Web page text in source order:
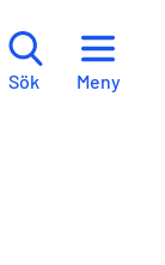
Sök Meny